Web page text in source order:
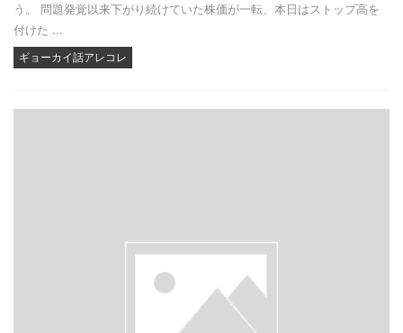
う。 問題発覚以来下がり続けていた株価が一転、本日はストップ高を
付けた ...
ギョーカイ話アレコレ